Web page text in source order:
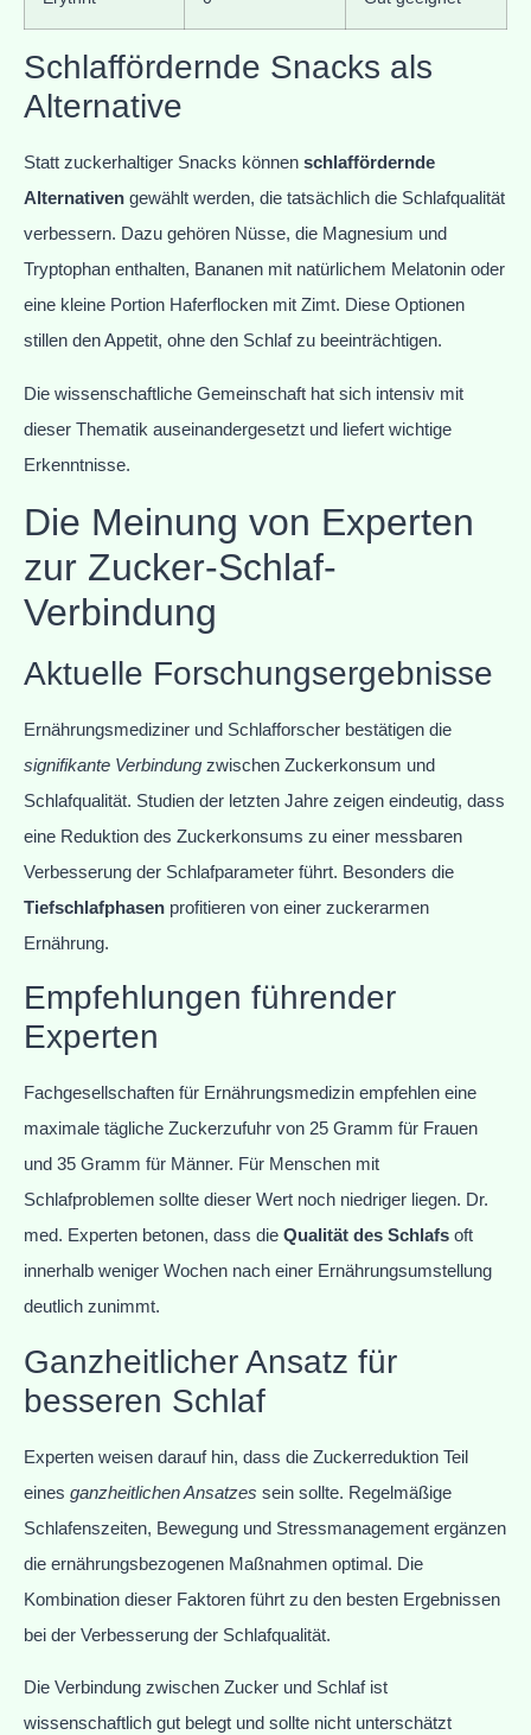
Schlaffördernde Snacks als
Alternative
Statt zuckerhaltiger Snacks können schlaffördernde
Alternativen gewählt werden, die tatsächlich die Schlafqualität
verbessern. Dazu gehören Nüsse, die Magnesium und
Tryptophan enthalten, Bananen mit natürlichem Melatonin oder
eine kleine Portion Haferflocken mit Zimt. Diese Optionen
stillen den Appetit, ohne den Schlaf zu beeinträchtigen.
Die wissenschaftliche Gemeinschaft hat sich intensiv mit
dieser Thematik auseinandergesetzt und liefert wichtige
Erkenntnisse.
Die Meinung von Experten
zur Zucker-Schlaf-
Verbindung
Aktuelle Forschungsergebnisse
Ernährungsmediziner und Schlafforscher bestätigen die
signifikante Verbindung zwischen Zuckerkonsum und
Schlafqualität. Studien der letzten Jahre zeigen eindeutig, dass
eine Reduktion des Zuckerkonsums zu einer messbaren
Verbesserung der Schlafparameter führt. Besonders die
Tiefschlafphasen profitieren von einer zuckerarmen
Ernährung.
Empfehlungen führender
Experten
Fachgesellschaften für Ernährungsmedizin empfehlen eine
maximale tägliche Zuckerzufuhr von 25 Gramm für Frauen
und 35 Gramm für Männer. Für Menschen mit
Schlafproblemen sollte dieser Wert noch niedriger liegen. Dr.
med. Experten betonen, dass die Qualität des Schlafs oft
innerhalb weniger Wochen nach einer Ernährungsumstellung
deutlich zunimmt.
Ganzheitlicher Ansatz für
besseren Schlaf
Experten weisen darauf hin, dass die Zuckerreduktion Teil
eines ganzheitlichen Ansatzes sein sollte. Regelmäßige
Schlafenszeiten, Bewegung und Stressmanagement ergänzen
die ernährungsbezogenen Maßnahmen optimal. Die
Kombination dieser Faktoren führt zu den besten Ergebnissen
bei der Verbesserung der Schlafqualität.
Die Verbindung zwischen Zucker und Schlaf ist
wissenschaftlich gut belegt und sollte nicht unterschätzt